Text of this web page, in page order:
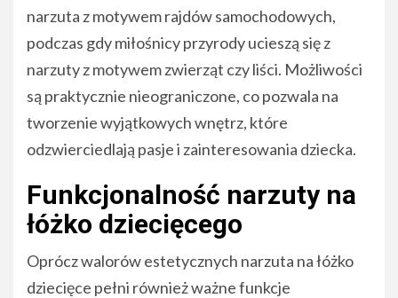
narzuta z motywem rajdów samochodowych,
podczas gdy miłośnicy przyrody ucieszą się z
narzuty z motywem zwierząt czy liści. Możliwości
są praktycznie nieograniczone, co pozwala na
tworzenie wyjątkowych wnętrz, które
odzwierciedlają pasje i zainteresowania dziecka.
Funkcjonalność narzuty na
łóżko dziecięcego
Oprócz walorów estetycznych narzuta na łóżko
dziecięce pełni również ważne funkcje